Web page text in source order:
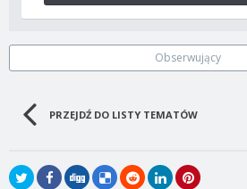
Obserwujący
PRZEJDŹ DO LISTY TEMATÓW